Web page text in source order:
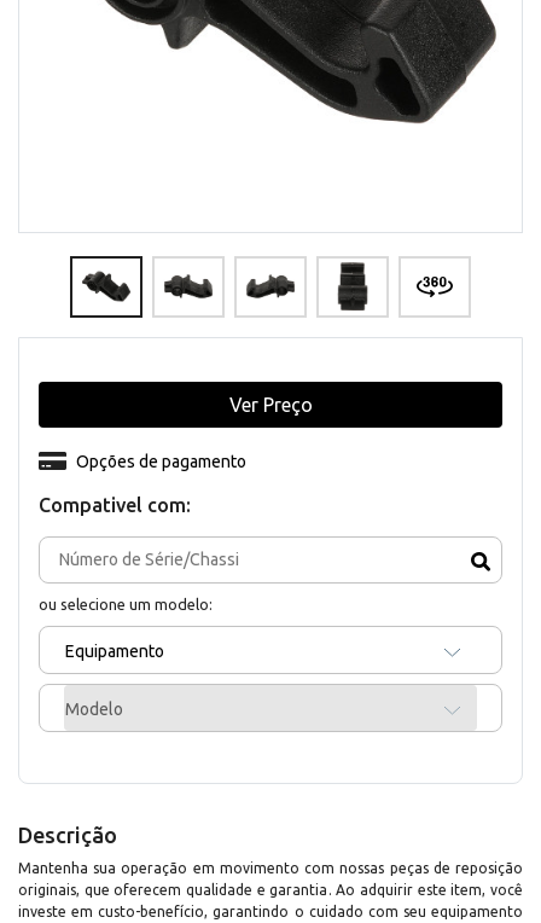
Compativel com:
ou selecione um modelo:
Equipamento
Modelo
Opções de pagamento
Ver Preço
Descrição
Mantenha sua operação em movimento com nossas peças de reposição
originais, que oferecem qualidade e garantia. Ao adquirir este item, você
investe em custo-benefício, garantindo o cuidado com seu equipamento